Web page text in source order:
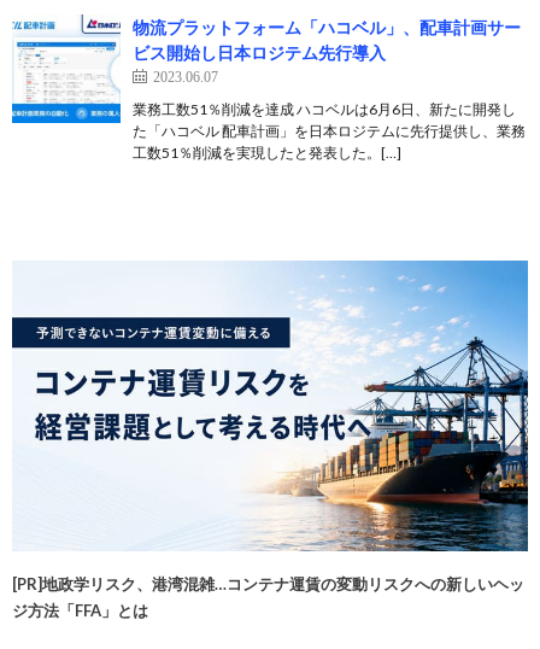
物流プラットフォーム「ハコベル」、配車計画サー
ビス開始し日本ロジテム先行導入
2023.06.07
業務工数51％削減を達成 ハコベルは6月6日、新たに開発し
た「ハコベル 配車計画」を日本ロジテムに先行提供し、業務
工数51％削減を実現したと発表した。[…]
[PR]地政学リスク、港湾混雑…コンテナ運賃の変動リスクへの新しいヘッ
ジ方法「FFA」とは